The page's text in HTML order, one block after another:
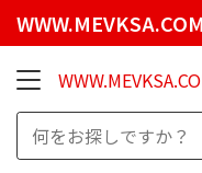
WWW.MEVKSA.COM